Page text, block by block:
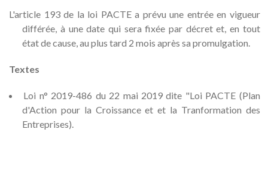
L'article 193 de la loi PACTE a prévu une entrée en vigueur
différée, à une date qui sera fixée par décret et, en tout
état de cause, au plus tard 2 mois après sa promulgation.
Textes
Loi n° 2019-486 du 22 mai 2019 dite "Loi PACTE (Plan
d'Action pour la Croissance et et la Tranformation des
Entreprises).